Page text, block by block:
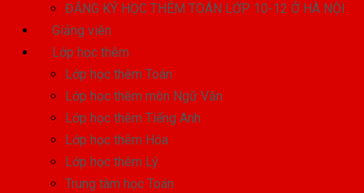
ĐĂNG KÝ HỌC THÊM TOÁN LỚP 10-12 Ở HÀ NỘI
Giảng viên
Lớp học thêm
Lớp học thêm Toán
Lớp học thêm môn Ngữ Văn
Lớp học thêm Tiếng Anh
Lớp học thêm Hóa
Lớp học thêm Lý
Trung tâm học Toán